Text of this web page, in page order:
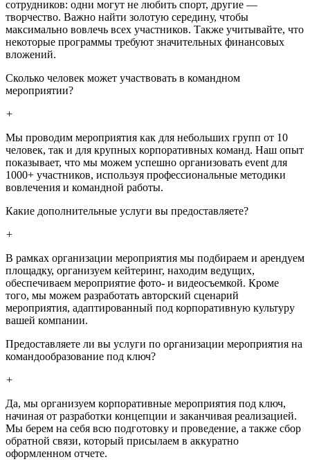
сотрудников: одни могут не любить спорт, другие —
творчество. Важно найти золотую середину, чтобы
максимально вовлечь всех участников. Также учитывайте, что
некоторые программы требуют значительных финансовых
вложений.
Сколько человек может участвовать в командном
мероприятии?
+
Мы проводим мероприятия как для небольших групп от 10
человек, так и для крупных корпоративных команд. Наш опыт
показывает, что мы можем успешно организовать event для
1000+ участников, используя профессиональные методики
вовлечения и командной работы.
Какие дополнительные услуги вы предоставляете?
+
В рамках организации мероприятия мы подбираем и арендуем
площадку, организуем кейтеринг, находим ведущих,
обеспечиваем мероприятие фото- и видеосъемкой. Кроме
того, мы можем разработать авторский сценарий
мероприятия, адаптированный под корпоративную культуру
вашей компании.
Предоставляете ли вы услуги по организации мероприятия на
командообразование под ключ?
+
Да, мы организуем корпоративные мероприятия под ключ,
начиная от разработки концепции и заканчивая реализацией.
Мы берем на себя всю подготовку и проведение, а также сбор
обратной связи, который присылаем в аккуратно
оформленном отчете.